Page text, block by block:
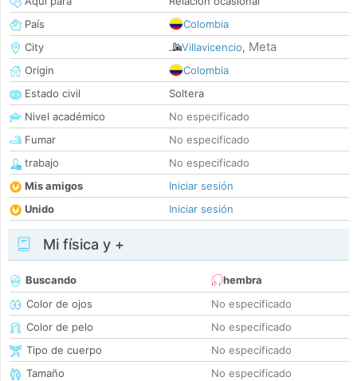
País
Colombia
City
Villavicencio, Meta
Origin
Colombia
Estado civil
Soltera
Nivel académico
No especificado
Fumar
No especificado
trabajo
No especificado
Mis amigos
Iniciar sesión
Unido
Iniciar sesión
Mi física y +
Buscando
hembra
Color de ojos
No especificado
Color de pelo
No especificado
Tipo de cuerpo
No especificado
Tamaño
No especificado